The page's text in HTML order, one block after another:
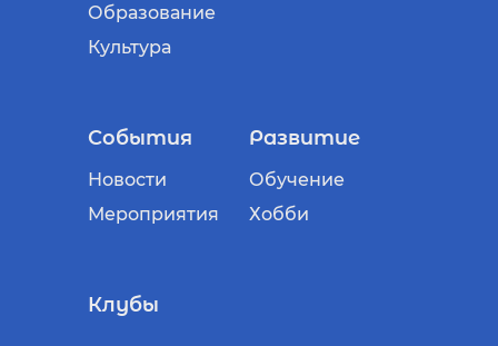
Образование
Культура
События
Новости
Мероприятия
Развитие
Обучение
Хобби
Клубы